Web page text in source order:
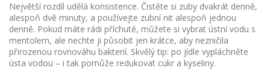
Největší rozdíl udělá konsistence. Čistěte si zuby dvakrát denně,
alespoň dvě minuty, a používejte zubní nit alespoň jednou
denně. Pokud máte rádi příchutě, můžete si vybrat ústní vodu s
mentolem, ale nechte ji působit jen krátce, aby nezničila
přirozenou rovnováhu bakterií. Skvělý tip: po jídle vypláchněte
ústa vodou – i tak pomůže redukovat cukr a kyseliny.